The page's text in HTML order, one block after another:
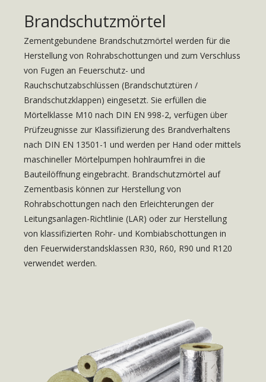
Brandschutzmörtel
Zementgebundene Brandschutzmörtel werden für die
Herstellung von Rohrabschottungen und zum Verschluss
von Fugen an Feuerschutz- und
Rauchschutzabschlüssen (Brandschutztüren /
Brandschutzklappen) eingesetzt. Sie erfüllen die
Mörtelklasse M10 nach DIN EN 998-2, verfügen über
Prüfzeugnisse zur Klassifizierung des Brandverhaltens
nach DIN EN 13501-1 und werden per Hand oder mittels
maschineller Mörtelpumpen hohlraumfrei in die
Bauteilöffnung eingebracht. Brandschutzmörtel auf
Zementbasis können zur Herstellung von
Rohrabschottungen nach den Erleichterungen der
Leitungsanlagen-Richtlinie (LAR) oder zur Herstellung
von klassifizierten Rohr- und Kombiabschottungen in
den Feuerwiderstandsklassen R30, R60, R90 und R120
verwendet werden.